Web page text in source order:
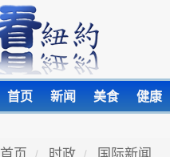
首页 新闻 美食 健康
首页 时政 国际新闻